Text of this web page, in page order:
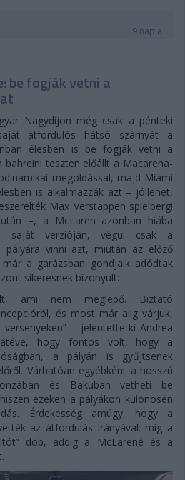
9 napja
be fogják vetni a
Nagydíjon még csak a pénteki
átfordulós hátsó szárnyát a
élesben is be fogják vetni a
bahreini teszten előállt a Macarena-
megoldással, majd Miami
is alkalmazzák azt – jóllehet,
Max Verstappen spielbergi
–, a McLaren azonban hiába
verzióján, végül csak a
pályára vinni azt, miután az előző
már a garázsban gondjaik adódtak
sikeresnek bizonyult:
ami nem meglepő. Biztató
és most már alig várjuk,
– jelentette ki Andrea
hogy fontos volt, hogy a
a pályán is gyűjtsenek
Várhatóan egyébként a hosszú
és Bakuban vetheti be
ezeken a pályákon különösen
Érdekesség amúgy, hogy a
az átfordulás irányával: míg a
dob, addig a McLarené és a